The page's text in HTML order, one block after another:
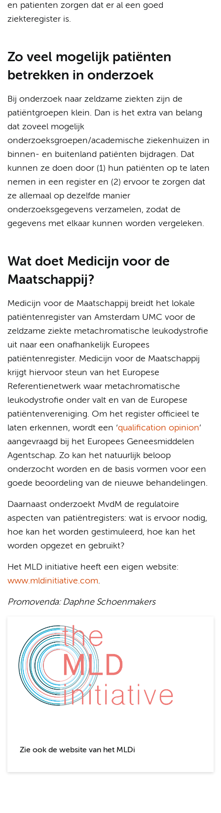
en patienten zorgen dat er al een goed
ziekteregister is.
Zo veel mogelijk patiënten
betrekken in onderzoek
Bij onderzoek naar zeldzame ziekten zijn de
patiëntgroepen klein. Dan is het extra van belang
dat zoveel mogelijk
onderzoeksgroepen/academische ziekenhuizen in
binnen- en buitenland patiënten bijdragen. Dat
kunnen ze doen door (1) hun patiënten op te laten
nemen in een register en (2) ervoor te zorgen dat
ze allemaal op dezelfde manier
onderzoeksgegevens verzamelen, zodat de
gegevens met elkaar kunnen worden vergeleken.
Wat doet Medicijn voor de
Maatschappij?
Medicijn voor de Maatschappij breidt het lokale
patiëntenregister van Amsterdam UMC voor de
zeldzame ziekte metachromatische leukodystrofie
uit naar een onafhankelijk Europees
patiëntenregister. Medicijn voor de Maatschappij
krijgt hiervoor steun van het Europese
Referentienetwerk waar metachromatische
leukodystrofie onder valt en van de Europese
patiëntenvereniging. Om het register officieel te
laten erkennen, wordt een ‘qualification opinion’
aangevraagd bij het Europees Geneesmiddelen
Agentschap. Zo kan het natuurlijk beloop
onderzocht worden en de basis vormen voor een
goede beoordeling van de nieuwe behandelingen.
Daarnaast onderzoekt MvdM de regulatoire
aspecten van patiëntregisters: wat is ervoor nodig,
hoe kan het worden gestimuleerd, hoe kan het
worden opgezet en gebruikt?
Het MLD initiative heeft een eigen website:
www.mldinitiative.com
Promovenda: Daphne Schoenmakers
Zie ook de website van het MLDi